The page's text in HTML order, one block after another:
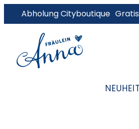
Abholung Cityboutique